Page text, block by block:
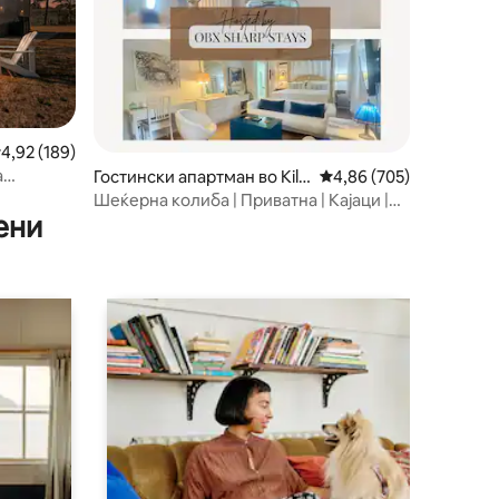
оцена: 4,92 од 5, 189 рецензии
4,92 (189)
Гостински апартман во Kill
Devil Hills
Просечна оцена: 4,86
4,86 (705)
Шеќерна колиба | Приватна | Кајаци |